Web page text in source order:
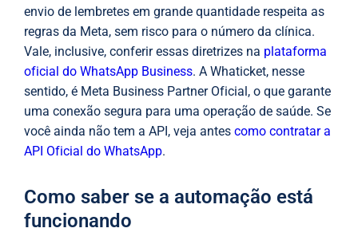
envio de lembretes em grande quantidade respeita as
regras da Meta, sem risco para o número da clínica.
Vale, inclusive, conferir essas diretrizes na plataforma
oficial do WhatsApp Business. A Whaticket, nesse
sentido, é Meta Business Partner Oficial, o que garante
uma conexão segura para uma operação de saúde. Se
você ainda não tem a API, veja antes como contratar a
API Oficial do WhatsApp.
Como saber se a automação está
funcionando